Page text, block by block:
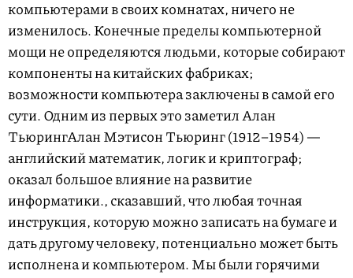
компьютерами в своих комнатах, ничего не
изменилось. Конечные пределы компьютерной
мощи не определяются людьми, которые собирают
компоненты на китайских фабриках;
возможности компьютера заключены в самой его
сути. Одним из первых это заметилАлан
ТьюрингАлан Мэтисон Тьюринг(1912–1954) —
английский математик, логик и криптограф;
оказал большое влияние на развитие
информатики., сказавший, что любая точная
инструкция, которую можно записать на бумаге и
дать другому человеку, потенциально может быть
исполнена и компьютером. Мы были горячими